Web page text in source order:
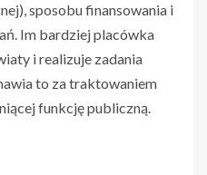
sposobu finansowania i
Im bardziej placówka
i realizuje zadania
to za traktowaniem
funkcję publiczną.